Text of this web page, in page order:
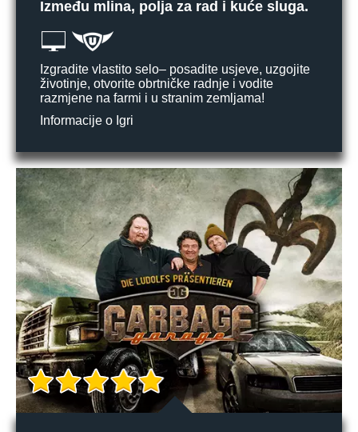
Između mlina, polja za rad i kuće sluga.
Izgradite vlastito selo– posadite usjeve, uzgojite
životinje, otvorite obrtničke radnje i vodite
razmjene na farmi i u stranim zemljama!
Informacije o Igri